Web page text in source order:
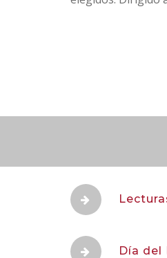
Día del